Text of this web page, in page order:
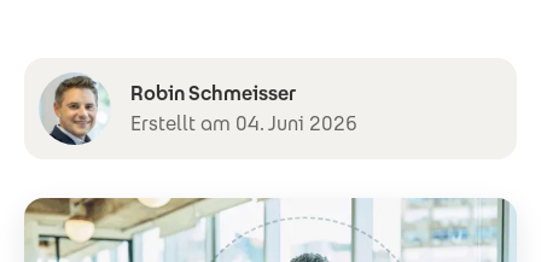
Robin Schmeisser
Erstellt am 04. Juni 2026